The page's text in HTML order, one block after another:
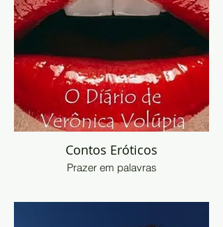
Contos Eróticos
Prazer em palavras